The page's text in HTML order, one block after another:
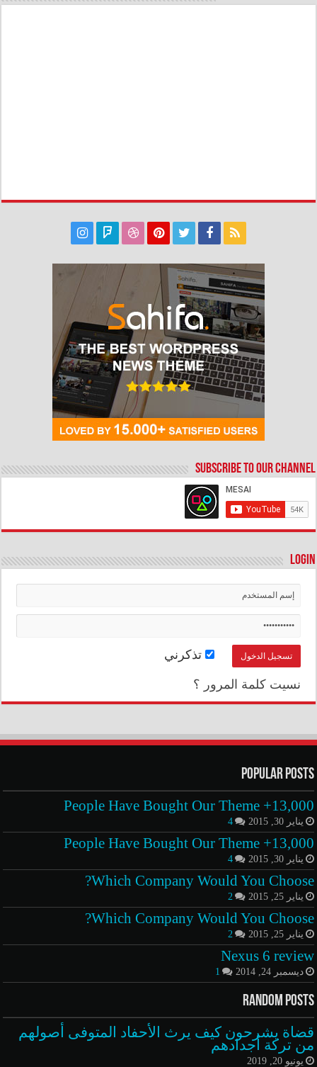
Subscribe to our Channel
Login
تذكرني
نسيت كلمة المرور ؟
Popular Posts
13,000+ People Have Bought Our Theme
يناير 30, 2015 4
13,000+ People Have Bought Our Theme
يناير 30, 2015 4
Which Company Would You Choose?
يناير 25, 2015 2
Which Company Would You Choose?
يناير 25, 2015 2
Nexus 6 review
ديسمبر 24, 2014 1
Random Posts
قضاة يشرحون كيف يرث الأحفاد المتوفى أصولهم
من تركة أجدادهم
يونيو 20, 2019